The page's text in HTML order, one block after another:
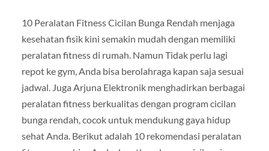
10 Peralatan Fitness Cicilan Bunga Rendah menjaga
kesehatan fisik kini semakin mudah dengan memiliki
peralatan fitness di rumah. Namun Tidak perlu lagi
repot ke gym, Anda bisa berolahraga kapan saja sesuai
jadwal. Juga Arjuna Elektronik menghadirkan berbagai
peralatan fitness berkualitas dengan program cicilan
bunga rendah, cocok untuk mendukung gaya hidup
sehat Anda. Berikut adalah 10 rekomendasi peralatan